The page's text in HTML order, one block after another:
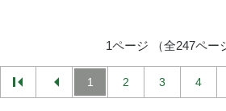
1ページ （全247ペー
1 2 3 4